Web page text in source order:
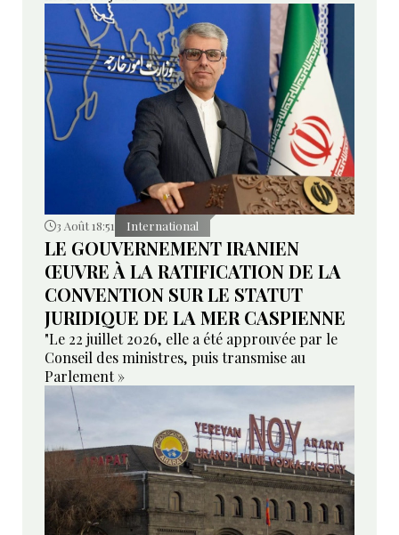
3 Août 18:51 International
LE GOUVERNEMENT IRANIEN
ŒUVRE À LA RATIFICATION DE LA
CONVENTION SUR LE STATUT
JURIDIQUE DE LA MER CASPIENNE
"Le 22 juillet 2026, elle a été approuvée par le
Conseil des ministres, puis transmise au
Parlement »